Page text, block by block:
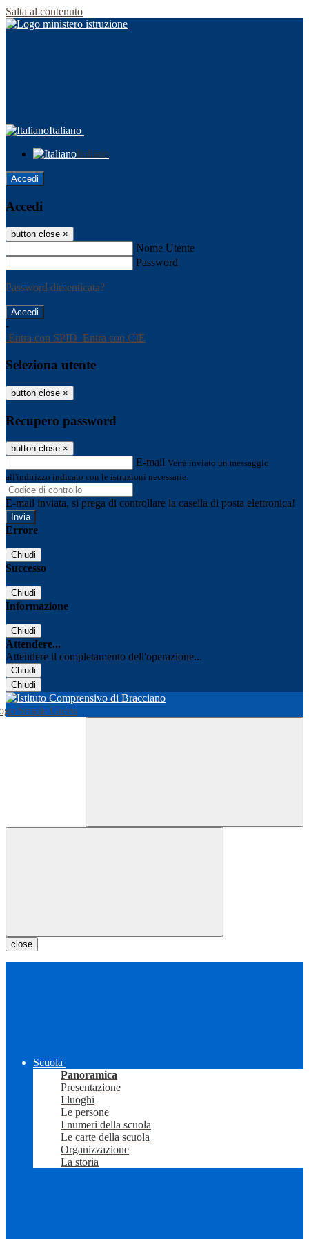
Salta al contenuto
Italiano
Italiano
Accedi
Accedi
button close ×
Nome Utente
Password
Password dimenticata?
-
Entra con SPID Entra con CIE
Seleziona utente
button close ×
Recupero password
button close ×
E-mail Verrà inviato un messaggio
all'indirizzo indicato con le istruzioni necessarie.
E-mail inviata, si prega di controllare la casella di posta elettronica!
Errore
Chiudi
Successo
Chiudi
Informazione
Chiudi
Attendere...
Attendere il completamento dell'operazione...
Chiudi
Chiudi
close
Scuola
Panoramica
Presentazione
I luoghi
Le persone
I numeri della scuola
Le carte della scuola
Organizzazione
La storia